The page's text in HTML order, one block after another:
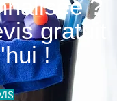
?
gratuit
!